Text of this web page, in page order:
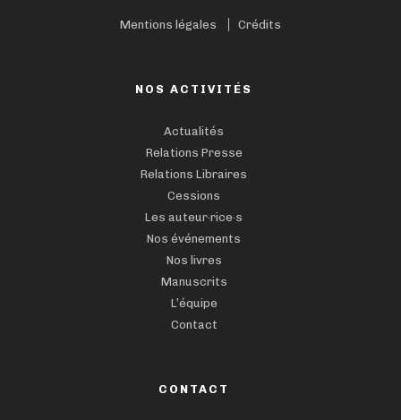
Mentions légales Crédits
NOS ACTIVITÉS
Actualités
Relations Presse
Relations Libraires
Cessions
Les auteur·rice·s
Nos événements
Nos livres
Manuscrits
L’équipe
Contact
CONTACT